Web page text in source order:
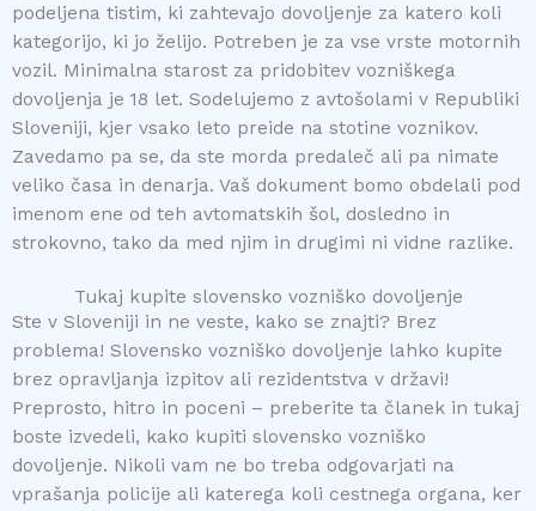
podeljena tistim, ki zahtevajo dovoljenje za katero koli
kategorijo, ki jo želijo. Potreben je za vse vrste motornih
vozil. Minimalna starost za pridobitev vozniškega
dovoljenja je 18 let. Sodelujemo z avtošolami v Republiki
Sloveniji, kjer vsako leto preide na stotine voznikov.
Zavedamo pa se, da ste morda predaleč ali pa nimate
veliko časa in denarja. Vaš dokument bomo obdelali pod
imenom ene od teh avtomatskih šol, dosledno in
strokovno, tako da med njim in drugimi ni vidne razlike.
Tukaj kupite slovensko vozniško dovoljenje
Ste v Sloveniji in ne veste, kako se znajti? Brez
problema! Slovensko vozniško dovoljenje lahko kupite
brez opravljanja izpitov ali rezidentstva v državi!
Preprosto, hitro in poceni – preberite ta članek in tukaj
boste izvedeli, kako kupiti slovensko vozniško
dovoljenje. Nikoli vam ne bo treba odgovarjati na
vprašanja policije ali katerega koli cestnega organa, ker